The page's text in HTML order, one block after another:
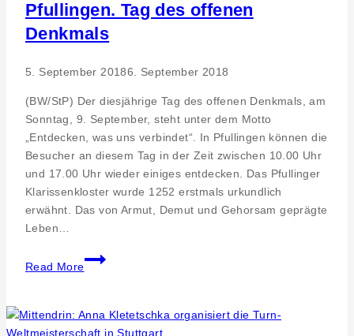
Pfullingen. Tag des offenen
Denkmals
5. September 20186. September 2018
(BW/StP) Der diesjährige Tag des offenen Denkmals, am
Sonntag, 9. September, steht unter dem Motto
„Entdecken, was uns verbindet“. In Pfullingen können die
Besucher an diesem Tag in der Zeit zwischen 10.00 Uhr
und 17.00 Uhr wieder einiges entdecken. Das Pfullinger
Klarissenkloster wurde 1252 erstmals urkundlich
erwähnt. Das von Armut, Demut und Gehorsam geprägte
Leben…
Read More
„Entdecken,
was
verbindet“–
Pfullingen.